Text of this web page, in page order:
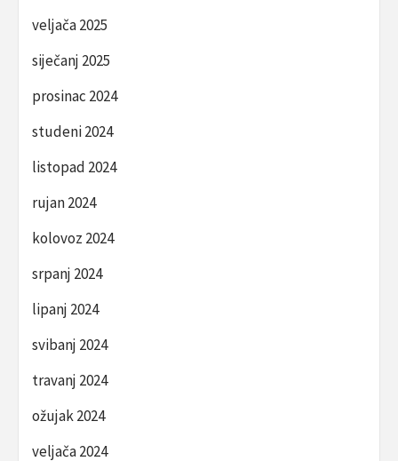
veljača 2025
siječanj 2025
prosinac 2024
studeni 2024
listopad 2024
rujan 2024
kolovoz 2024
srpanj 2024
lipanj 2024
svibanj 2024
travanj 2024
ožujak 2024
veljača 2024